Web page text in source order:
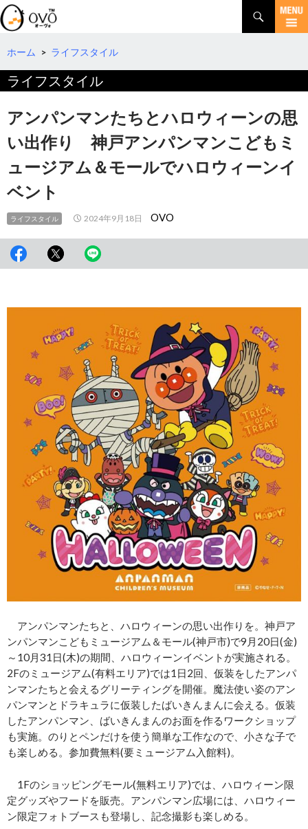
検
索
コ
テ
ツ
へ
移
ホーム > ライフスタイル
ライフスタイル
アンパンマンたちとハロウィーンの思
い出作り 神戸アンパンマンこどもミ
ュージアム＆モールでハロウィーンイ
ベント
ライフスタイル 2024年9月18日 OVO
アンパンマンたちと、ハロウィーンの思い出作りを。神戸ア
ンパンマンこどもミュージアム＆モール(神戸市)で9月20日(金)
～10月31日(木)の期間、ハロウィーンイベントが実施される。
2Fのミュージアム(有料エリア)では1日2回、仮装をしたアンパ
ンマンたちと会えるグリーティングを開催。魔法使い姿のアン
パンマンとドラキュラに仮装したばいきんまんに会える。仮装
したアンパンマン、ばいきんまんのお面を作るワークショップ
も実施。のりとペンだけを使う簡単な工作なので、小さな子で
も楽しめる。参加費無料(要ミュージアム入館料)。
1Fのショッピングモール(無料エリア)では、ハロウィーン限
定グッズやフードを販売。アンパンマン広場には、ハロウィー
ン限定フォトブースも登場し、記念撮影も楽しめる。